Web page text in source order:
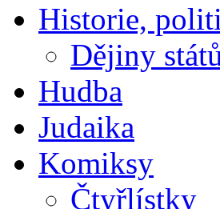
Historie,
Dějiny
Hudba
Judaika
Komiksy
Čtyřlístky